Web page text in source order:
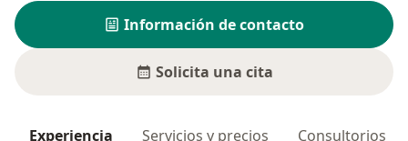
Información de contacto
Solicita una cita
Experiencia Servicios y precios Consultorios